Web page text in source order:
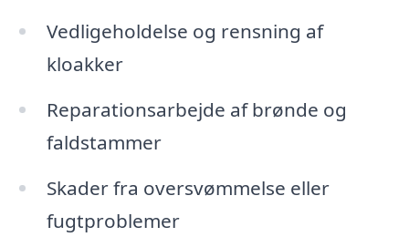
Vedligeholdelse og rensning af
kloakker
Reparationsarbejde af brønde og
faldstammer
Skader fra oversvømmelse eller
fugtproblemer